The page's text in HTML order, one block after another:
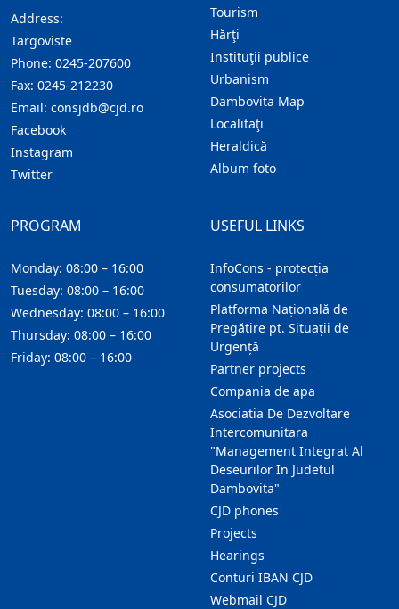
Address:
Targoviste
Phone: 0245-207600
Fax: 0245-212230
Email: consjdb@cjd.ro
Facebook
Instagram
Twitter
Tourism
Hărţi
Instituţii publice
Urbanism
Dambovita Map
Localitaţi
Heraldică
Album foto
USEFUL LINKS
InfoCons - protecția
consumatorilor
Platforma Națională de
Pregătire pt. Situații de
Urgență
Partner projects
Compania de apa
Asociatia De Dezvoltare
Intercomunitara
"Management Integrat Al
Deseurilor In Judetul
Dambovita"
CJD phones
Projects
Hearings
Conturi IBAN CJD
Webmail CJD
PROGRAM
Monday: 08:00 – 16:00
Tuesday: 08:00 – 16:00
Wednesday: 08:00 – 16:00
Thursday: 08:00 – 16:00
Friday: 08:00 – 16:00